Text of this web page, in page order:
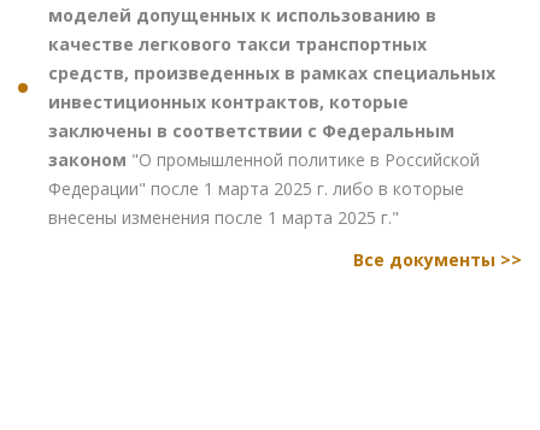
моделей допущенных к использованию в
качестве легкового такси транспортных
средств, произведенных в рамках специальных
инвестиционных контрактов, которые
заключены в соответствии с Федеральным
законом "О промышленной политике в Российской
Федерации" после 1 марта 2025 г. либо в которые
внесены изменения после 1 марта 2025 г."
Все документы >>